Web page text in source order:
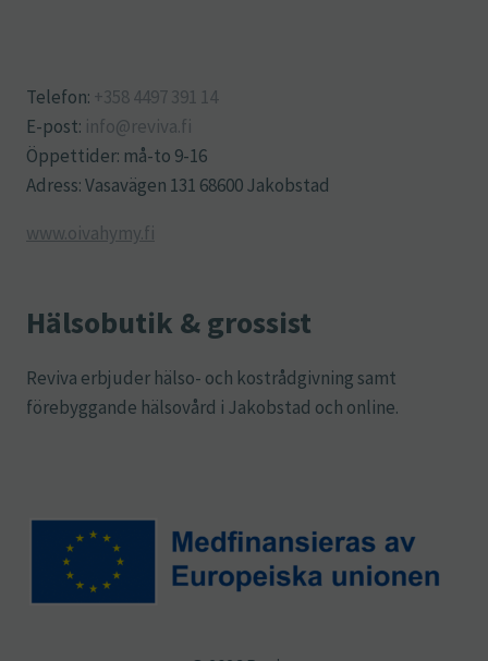
Telefon: +358 4497 391 14
E-post: info@reviva.fi
Öppettider: må-to 9-16
Adress: Vasavägen 131 68600 Jakobstad
www.oivahymy.fi
Hälsobutik & grossist
Reviva erbjuder hälso- och kostrådgivning samt
förebyggande hälsovård i Jakobstad och online.